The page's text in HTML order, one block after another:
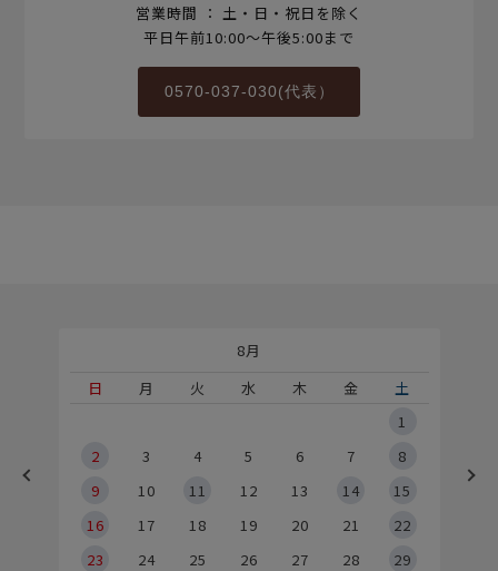
営業時間 ： 土・日・祝日を除く
平日午前10:00～午後5:00まで
0570-037-030(代表）
8月
日
月 火 水 木 金
土
1
2
3 4 5 6 7
8
9
10 11 12 13 14
15
16
17 18 19 20 21
22
23
24 25 26 27 28
29